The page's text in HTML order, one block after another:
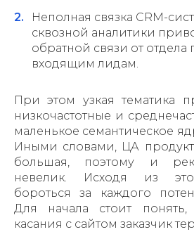
Неполная связка CRM-
сквозной аналитики
обратной связи от
входящим лидам.
При этом узкая тематика
низкочастотные и
маленькое семантическое
Иными словами, ЦА
большая, поэтому и
невелик. Исходя из
бороться за каждого
Для начала стоит
касания с сайтом заказчик